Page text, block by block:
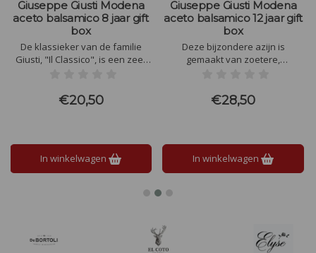
Giuseppe Giusti Modena
aceto balsamico 8 jaar gift
box
De klassieker van de familie
Giusti, "Il Classico", is een zeer
worden gebruikt. Fantastisch
over salades of mooi stuk vlees
€20,50
In winkelwagen
Giuseppe Giusti Modena
aceto balsamico 12 jaar gift
box
Deze bijzondere azijn is
gemaakt van zoetere,
van pruimen en rood fruit met
tonen van honing en vanille.
€28,50
In winkelwagen